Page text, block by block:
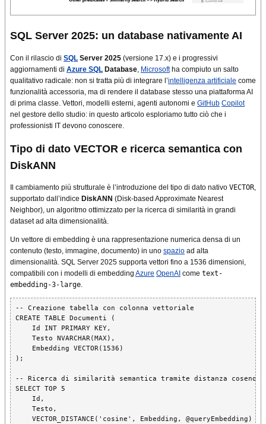
SQL Server 2025: un database nativamente AI
Con il rilascio di SQL Server 2025 (versione 17.x) e i progressivi
aggiornamenti di Azure SQL Database Microsoftha compiuto un salto
qualitativo radicale: non si tratta più di integrare l’intelligenza artificiale come
funzionalità accessoria, ma di rendere il database stesso una piattaforma AI
di prima classe. Vettori, modelli esterni, agenti autonomi e GitHub Copilot
nel gestore dello studio: in questo articolo esploriamo tutto ciò che i
professionisti IT devono conoscere.
Tipo di dato VECTOR e ricerca semantica con
DiskANN
Il cambiamento più strutturale è l’introduzione del tipo di dato nativo VECTOR,
supportato dall’indice DiskANN (Disk-based Approximate Nearest
Neighbor), un algoritmo ottimizzato per la ricerca di similarità in grandi
dataset ad alta dimensionalità.
Un vettore di embedding è una rappresentazione numerica densa di un
contenuto (testo, immagine, documento) in uno spazio ad alta
dimensionalità. SQL Server 2025 supporta vettori fino a 1536 dimensioni,
compatibili con i modelli di embedding Azure OpenAI come text-
embedding-3-large.
-- Creazione tabella con colonna vettoriale
CREATE TABLE Documenti (
    Id INT PRIMARY KEY,
    Testo NVARCHAR(MAX),
    Embedding VECTOR(1536)
);
-- Ricerca di similarità semantica tramite distanza coseno
SELECT TOP 5
    Id,
    Testo,
VECTOR_DISTANCE('cosine', Embedding, @queryEmbedding)